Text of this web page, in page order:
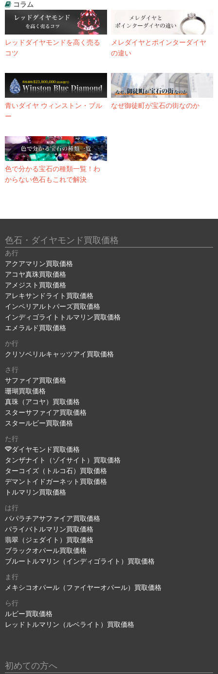
コラム
レッドダイヤモンドを高く売る
コツ
メレダイヤとポインターダイヤ
の違い
青いダイヤ ウィンストン・ブル
ー
なぜ御徒町が宝石の街なのか
色で分かる宝石の種類一覧！わ
からない色石もこれで解決
色石・ダイヤモンド買取価格
あ行
アクアマリン買取価格
アコヤ真珠買取価格
アメジスト買取価格
アレキサンドライト買取価格
インペリアルトパーズ買取価格
インディゴライトトルマリン買取価格
エメラルド買取価格
か行
クリソベリルキャッツアイ買取価格
さ行
サファイア買取価格
珊瑚買取価格
真珠（アコヤ）買取価格
スターサファイア買取価格
スタールビー買取価格
た行
ダイヤモンド買取価格
タンザナイト（ゾイサイト）買取価格
ターコイズ（トルコ石）買取価格
デマントイドガーネット買取価格
トルマリン買取価格
は行
パパラチアサファイア買取価格
パライバトルマリン買取価格
翡翠（ジェダイト）買取価格
ブラックオパール買取価格
ブルートルマリン（インディゴライト）買取価格
ま行
メキシコオパール（ファイヤーオパール）買取価格
ら行
ルビー買取価格
レッドトルマリン（ルベライト）買取価格
初めての方へ